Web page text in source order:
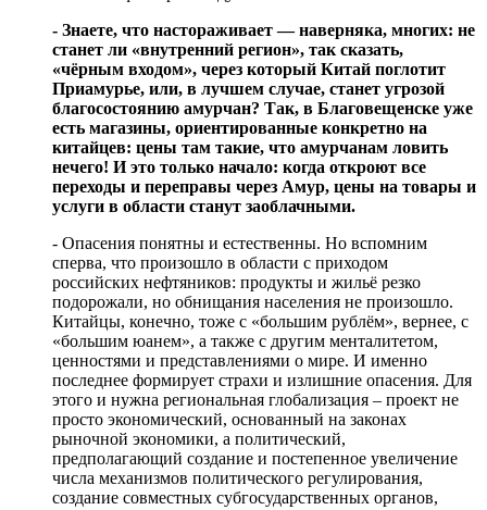
- Знаете, что настораживает — наверняка, многих: не
станет ли «внутренний регион», так сказать,
«чёрным входом», через который Китай поглотит
Приамурье, или, в лучшем случае, станет угрозой
благосостоянию амурчан? Так, в Благовещенске уже
есть магазины, ориентированные конкретно на
китайцев: цены там такие, что амурчанам ловить
нечего! И это только начало: когда откроют все
переходы и переправы через Амур, цены на товары и
услуги в области станут заоблачными.
- Опасения понятны и естественны. Но вспомним
сперва, что произошло в области с приходом
российских нефтяников: продукты и жильё резко
подорожали, но обнищания населения не произошло.
Китайцы, конечно, тоже с «большим рублём», вернее, с
«большим юанем», а также с другим менталитетом,
ценностями и представлениями о мире. И именно
последнее формирует страхи и излишние опасения. Для
этого и нужна региональная глобализация – проект не
просто экономический, основанный на законах
рыночной экономики, а политический,
предполагающий создание и постепенное увеличение
числа механизмов политического регулирования,
создание совместных субгосударственных органов,